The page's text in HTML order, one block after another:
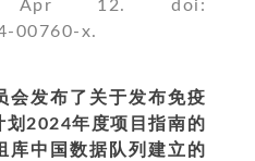
Apr 12. doi:
00760-x.
会发布了关于发布免疫
划2024年度项目指南的
库中国数据队列 建立的